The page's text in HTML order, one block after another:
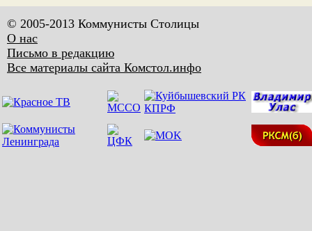
© 2005-2013 Коммунисты Столицы
О нас
Письмо в редакцию
Все материалы сайта Комстол.инфо